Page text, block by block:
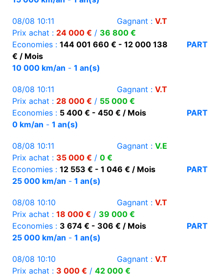
08/08 10:11 Gagnant : V.T
Prix achat : 24 000 € / 36 800 €
Economies : 144 001 660 € - 12 000 138
€ / Mois
PART
10 000 km/an - 1 an(s)
08/08 10:11 Gagnant : V.T
Prix achat : 28 000 € / 55 000 €
Economies : 5 400 € - 450 € / Mois
PART
0 km/an - 1 an(s)
08/08 10:11 Gagnant : V.E
Prix achat : 35 000 € / 0 €
Economies : 12 553 € - 1 046 € / Mois
PART
25 000 km/an - 1 an(s)
08/08 10:10 Gagnant : V.T
Prix achat : 18 000 € / 39 000 €
Economies : 3 674 € - 306 € / Mois
PART
25 000 km/an - 1 an(s)
08/08 10:10 Gagnant : V.T
Prix achat : 3 000 € / 42 000 €